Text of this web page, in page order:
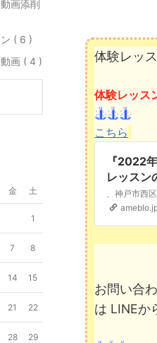
体験レッ
体験レッス
こちら
『2022
レッスン
金につい
お問い合
は LINEか
画添削
( 6 )
画 ( 4 )
金 土
1
7 8
14 15
21 22
28 29